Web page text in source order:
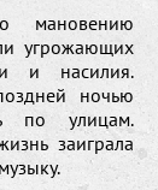
мановению
угрожающих
и насилия.
ночью
по улицам.
заиграла